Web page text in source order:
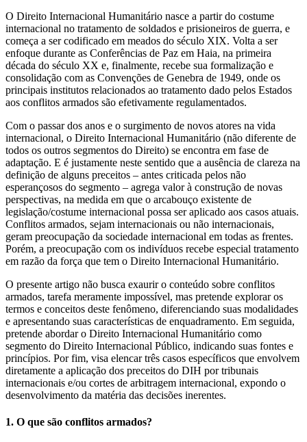
O Direito Internacional Humanitário nasce a partir do costume
internacional no tratamento de soldados e prisioneiros de guerra, e
começa a ser codificado em meados do século XIX. Volta a ser
enfoque durante as Conferências de Paz em Haia, na primeira
década do século XX e, finalmente, recebe sua formalização e
consolidação com as Convenções de Genebra de 1949, onde os
principais institutos relacionados ao tratamento dado pelos Estados
aos conflitos armados são efetivamente regulamentados.
Com o passar dos anos e o surgimento de novos atores na vida
internacional, o Direito Internacional Humanitário (não diferente de
todos os outros segmentos do Direito) se encontra em fase de
adaptação. E é justamente neste sentido que a ausência de clareza na
definição de alguns preceitos – antes criticada pelos não
esperançosos do segmento – agrega valor à construção de novas
perspectivas, na medida em que o arcabouço existente de
legislação/costume internacional possa ser aplicado aos casos atuais.
Conflitos armados, sejam internacionais ou não internacionais,
geram preocupação da sociedade internacional em todas as frentes.
Porém, a preocupação com os indivíduos recebe especial tratamento
em razão da força que tem o Direito Internacional Humanitário.
O presente artigo não busca exaurir o conteúdo sobre conflitos
armados, tarefa meramente impossível, mas pretende explorar os
termos e conceitos deste fenômeno, diferenciando suas modalidades
e apresentando suas características de enquadramento. Em seguida,
pretende abordar o Direito Internacional Humanitário como
segmento do Direito Internacional Público, indicando suas fontes e
princípios. Por fim, visa elencar três casos específicos que envolvem
diretamente a aplicação dos preceitos do DIH por tribunais
internacionais e/ou cortes de arbitragem internacional, expondo o
desenvolvimento da matéria das decisões inerentes.
1. O que são conflitos armados?